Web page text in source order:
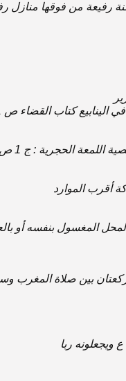
رفيعة ‌من‌ فوقها منازل‌
كتاب‌ القضاء ص‌ 511
الحجرية : ج‌ 1 ص‌ 171
أقرب‌ الموارد
المغسول‌ بنفسه‌ ‌أو‌ بالعصر
‌بين‌ صلاة المغرب‌
ويجعلونه‌ ربا